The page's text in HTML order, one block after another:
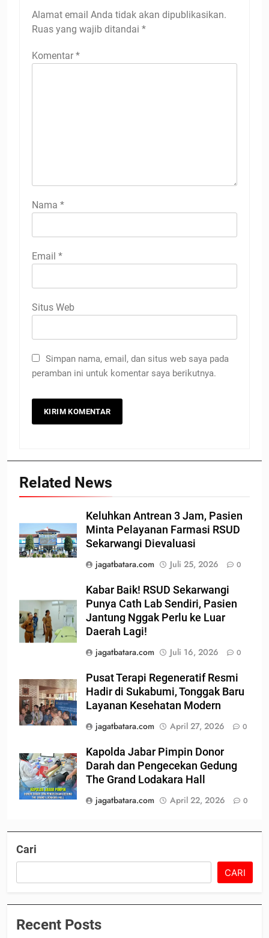
Alamat email Anda tidak akan dipublikasikan.
Ruas yang wajib ditandai *
Komentar *
Nama *
Email *
Situs Web
Simpan nama, email, dan situs web saya pada
peramban ini untuk komentar saya berikutnya.
Related News
Keluhkan Antrean 3 Jam, Pasien
Minta Pelayanan Farmasi RSUD
Sekarwangi Dievaluasi
jagatbatara.com
Juli 25, 2026 0
Kabar Baik! RSUD Sekarwangi
Punya Cath Lab Sendiri, Pasien
Jantung Nggak Perlu ke Luar
Daerah Lagi!
jagatbatara.com
Juli 16, 2026 0
Pusat Terapi Regeneratif Resmi
Hadir di Sukabumi, Tonggak Baru
Layanan Kesehatan Modern
jagatbatara.com
April 27, 2026 0
Kapolda Jabar Pimpin Donor
Darah dan Pengecekan Gedung
The Grand Lodakara Hall
jagatbatara.com
April 22, 2026 0
Cari
CARI
Recent Posts